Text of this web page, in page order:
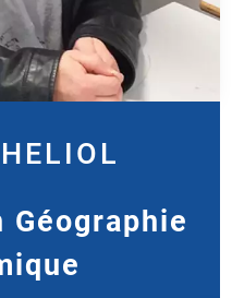
Géographie